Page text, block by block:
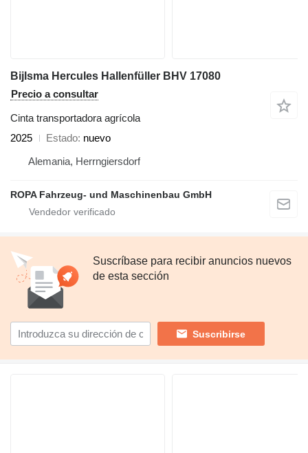
Bijlsma Hercules Hallenfüller BHV 17080
Precio a consultar
Cinta transportadora agrícola
2025
Estado nuevo
Alemania, Herrngiersdorf
ROPA Fahrzeug- und Maschinenbau GmbH
Suscríbase para recibir anuncios nuevos
de esta sección
Suscribirse